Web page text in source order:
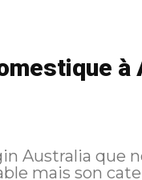
à
Australia que
mais son